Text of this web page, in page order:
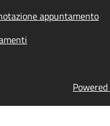
appuntamento